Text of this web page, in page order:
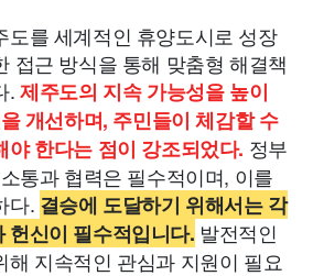
도를 세계적인 휴양도시로 성장
접근 방식을 통해 맞춤형 해결책
.제주도의 지속 가능성을 높이
개선하며, 주민들이 체감할 수
야 한다는 점이 강조되었다. 정부
통과 협력은 필수적이며, 이를
다. 결승에 도달하기 위해서는 각
헌신이 필수적입니다. 발전적인
해 지속적인 관심과 지원이 필요